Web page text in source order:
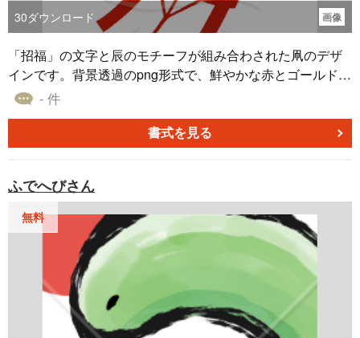
30ダウンロード 画像
「招福」の文字と辰のモチーフが組み合わされた凧のデザ
インです。背景透過のpng形式で、鮮やかな赤とゴールドの
配色が特徴のイラストです。 日本の伝統的な遊びとして親
ています。赤色は活力や幸運を、ゴールドは繁栄や富を象
徴しており、新しい年の希望を表現することができます。
てることができます。 無料でダウンロードできるので、ご
利用ください。
- 件
書式を見る
ふでへびさん
無料